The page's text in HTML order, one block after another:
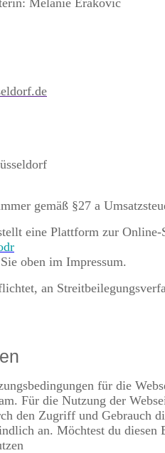
Melanie Erakovic
gemäß §27 a
eine Plattform zur
oben im Impressum.
an
für die
Für die Nutzung der
den Zugriff und Gebrauch
an. Möchtest du